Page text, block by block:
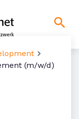
(m/w/d)